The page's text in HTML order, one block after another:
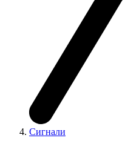
Сигнали